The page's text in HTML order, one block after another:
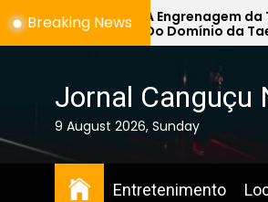
Skip
to
Breaking NewsA Engrenagem da
Do Domínio da Taesa no
Novas Fronteiras de
Jornal Canguçu
9 August 2026, Sunday
Entretenimento